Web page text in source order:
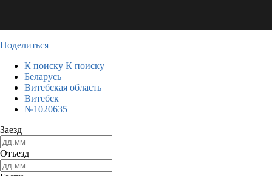
Поделиться
К поиску К поиску
Беларусь
Витебская область
Витебск
№1020635
Заезд
Отъезд